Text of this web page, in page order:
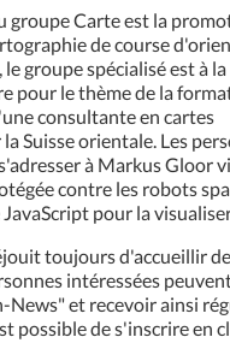
groupe Carte est la
de course
groupe spécialisé est à
pour le thème de la
consultante en cartes
Suisse orientale. Les
à Markus Gloor
contre les robots
pour la
toujours d'accueillir
intéressées
News" et recevoir ainsi
possible de s'inscrire en